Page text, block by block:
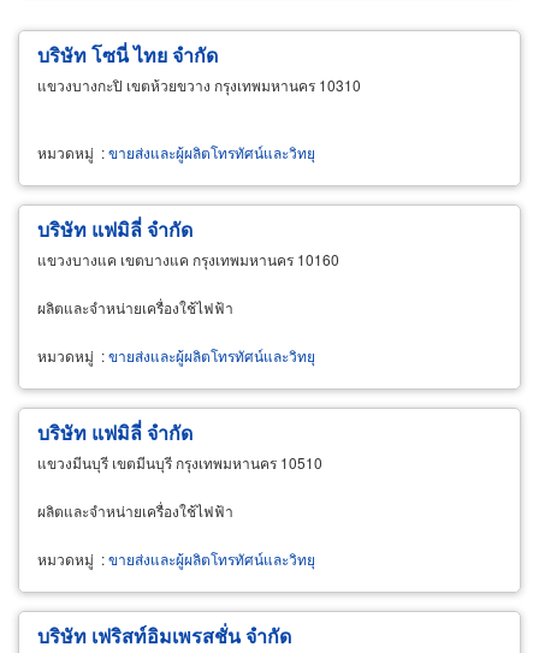
บริษัท โซนี่ ไทย จำกัด
แขวงบางกะปิ เขตห้วยขวาง กรุงเทพมหานคร 10310
หมวดหมู่ :ขายส่งและผู้ผลิตโทรทัศน์และวิทยุ
บริษัท แฟมิลี่ จำกัด
แขวงบางแค เขตบางแค กรุงเทพมหานคร 10160
ผลิตและจำหน่ายเครื่องใช้ไฟฟ้า
หมวดหมู่ :ขายส่งและผู้ผลิตโทรทัศน์และวิทยุ
บริษัท แฟมิลี่ จำกัด
แขวงมีนบุรี เขตมีนบุรี กรุงเทพมหานคร 10510
ผลิตและจำหน่ายเครื่องใช้ไฟฟ้า
หมวดหมู่ :ขายส่งและผู้ผลิตโทรทัศน์และวิทยุ
บริษัท เฟริสท์อิมเพรสชั่น จำกัด